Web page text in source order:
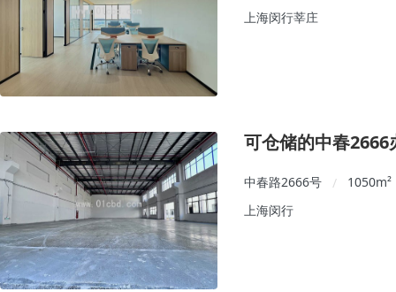
上海闵行莘庄
可仓储的中春2666
中春路2666号 / 1050m²
上海闵行